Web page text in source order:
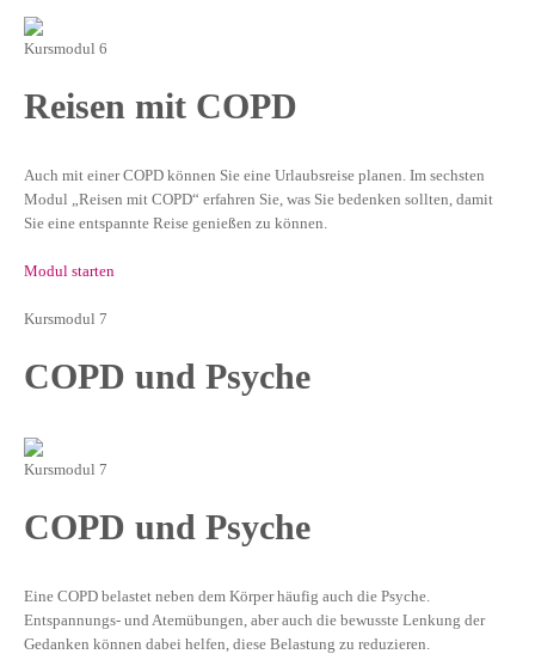
Kursmodul 6
Reisen mit COPD
Auch mit einer COPD können Sie eine Urlaubsreise planen. Im sechsten
Modul „Reisen mit COPD“ erfahren Sie, was Sie bedenken sollten, damit
Sie eine entspannte Reise genießen zu können.
Modul starten
Kursmodul 7
COPD und Psyche
Kursmodul 7
COPD und Psyche
Eine COPD belastet neben dem Körper häufig auch die Psyche.
Entspannungs- und Atemübungen, aber auch die bewusste Lenkung der
Gedanken können dabei helfen, diese Belastung zu reduzieren.